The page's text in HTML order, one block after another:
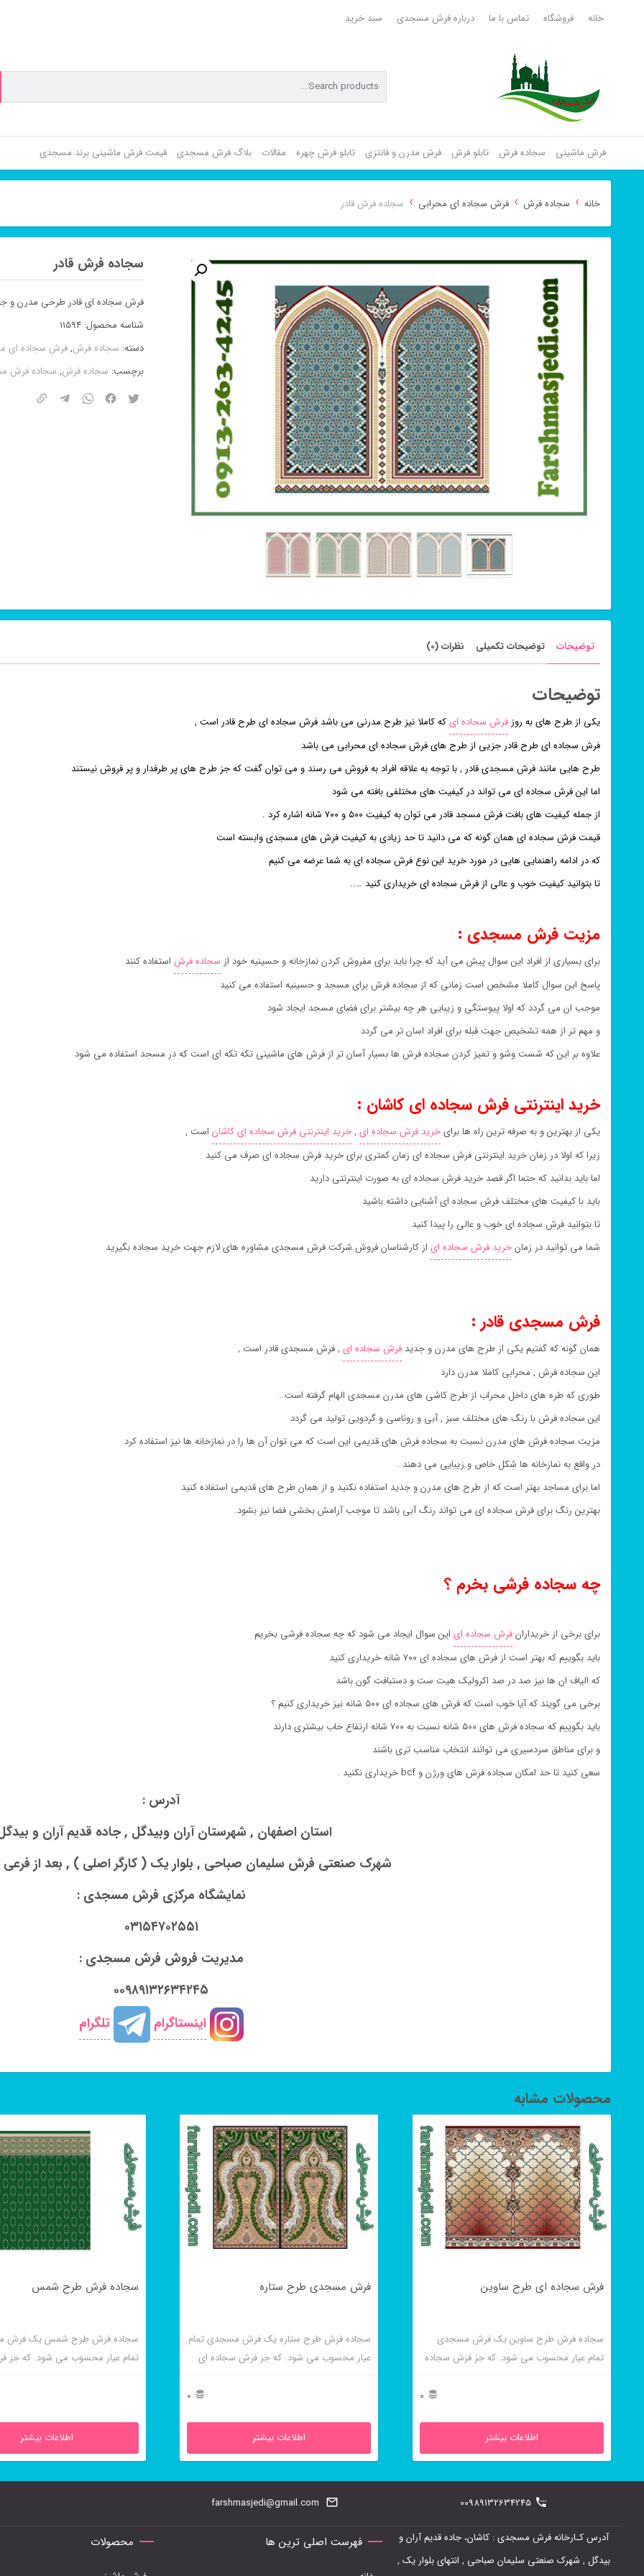
خانه فروشگاه تماس با ما درباره فرش مسجدی سبد خرید
فرش ماشینی سجاده فرش تابلو فرش فرش مدرن و فانتزی تابلو فرش چهره مقالات بلاگ فرش مسجدی قیمت فرش ماشینی برند مسجدی
خانه › سجاده فرش › فرش سجاده ای محرابی › سجاده فرش قادر
سجاده فرش قادر
فرش سجاده ای قادر طرحی مدرن و
شناسه محصول:11594
دسته: سجاده فرش,فرش سجاده ای
برچسب: سجاده فرش, سجاده فرش
توضیحات توضیحات تکمیلی نظرات (0)
توضیحات
یکی از طرح های به روزفرش سجاده ایکه کاملا نیز طرح مدرنی می باشد فرش سجاده ای طرح قادر است ,
فرش سجاده ای طرح قادر جزیی از طرح های فرش سجاده ای محرابی می باشد
طرح هایی مانند فرش مسجدی قادر , با توجه به علاقه افراد به فروش می رسند و می توان گفت که جز طرح های پر طرفدار و پر فروش نیستند
اما این فرش سجاده ای می تواند در کیفیت های مختلفی بافته می شود
از جمله کیفیت های بافت فرش مسجد قادر می توان به کیفیت ۵۰۰ و ۷۰۰ شانه اشاره کرد .
قیمت فرش سجاده ای همان گونه که می دانید تا حد زیادی به کیفیت فرش های مسجدی وابسته است
که در ادامه راهنمایی هایی در مورد خرید این نوع فرش سجاده ای به شما عرضه می کنیم
تا بتوانید کیفیت خوب و عالی از فرش سجاده ای خریداری کنید …..
مزیت فرش مسجدی :
برای بسیاری از افراد این سوال پیش می آید که چرا باید برای مفروش کردن نمازخانه و حسینیه خود از سجاده فرش استفاده کنند
پاسخ این سوال کاملا مشخص است زمانی که از سجاده فرش برای مسجد و حسینیه استفاده می کنید
موجب ان می گردد که اولا پیوستگی و زیبایی هر چه بیشتر برای فضای مسجد ایجاد شود
و مهم تر از همه تشخیص جهت قبله برای افراد اسان تر می گردد
علاوه بر این که شست وشو و تمیز کردن سجاده فرش ها بسیار آسان تر از فرش های ماشینی تکه تکه ای است که در مسجد استفاده می شود
خرید اینترنتی فرش سجاده ای کاشان :
یکی از بهترین و به صرفه ترین راه ها برایخرید فرش سجاده ای ,خرید اینترنتی فرش سجاده ای کاشان است ,
زیرا که اولا در زمان خرید اینترنتی فرش سجاده ای زمان کمتری برای خرید فرش سجاده ای صرف می کنید
اما باید بدانید که حتما اگر قصد خرید فرش سجاده ای به صورت اینترنتی دارید
باید با کیفیت های مختلف فرش سجاده ای آشنایی داشته باشید
تا بتوانید فرش سجاده ای خوب و عالی را پیدا کنید
شما می توانید در زمانخرید فرش سجاده ای از کارشناسان فروش شرکت فرش مسجدی مشاوره های لازم جهت خرید سجاده بگیرید
فرش مسجدی قادر :
همان گونه که گفتیم یکی از طرح های مدرن و جدیدفرش سجاده ای , فرش مسجدی قادر است ,
این سجاده فرش , محرابی کاملا مدرن دارد
طوری که طره های داخل محراب از طرح کاشی های مدرن مسجدی الهام گرفته است .
این سجاده فرش با رنگ های مختلف سبز , آبی و روناسی و گردویی تولید می گردد
مزیت سجاده فرش های مدرن نسبت به سجاده فرش های قدیمی این است که می توان آن ها را در نمازخانه ها نیز استفاده کرد
در واقع به نمازخانه ها شکل خاص و زیبایی می دهند .
اما برای مساجد بهتر است که از طرح های مدرن و جدید استفاده نکنید و از همان طرح های قدیمی استفاده کنید
بهترین رنگ برای فرش سجاده ای می تواند رنگ آبی باشد تا موجب آرامش بخشی فضا نیز بشود.
چه سجاده فرشی بخرم ؟
برای برخی از خریدارانفرش سجاده ای این سوال ایجاد می شود که چه سجاده فرشی بخریم
باید بگوییم که بهتر است از فرش های سجاده ای ۷۰۰ شانه خریداری کنید
که الیاف ان ها نیز صد در صد اکرولیک هیت ست و دستبافت گون باشد
برخی می گویند که آیا خوب است که فرش های سجاده ای ۵۰۰ شانه نیز خریداری کنیم ؟
باید بگوییم که سجاده فرش های ۵۰۰ شانه نسبت به ۷۰۰ شانه ارتفاع خاب بیشتری دارند
و برای مناطق سردسیری می توانند انتخاب مناسب تری باشند
سعی کنید تا حد امکان سجاده فرش های ورژن و bcf خریداری نکنید .
آدرس :
استان اصفهان , شهرستان آران وبیدگل , جاده قدیم آران و
شهرک صنعتی فرش سلیمان صباحی , بلوار یک ( کارگر اصلی ) , بعد از فرعی ۵ , نبش بلوار
نمایشگاه مرکزی فرش مسجدی :
۰۳۱۵۴۷۰۲۵۵۱
مدیریت فروش فرش مسجدی :
۰۰۹۸۹۱۳۲۶۳۴۲۴۵
اینستاگرام
تلگرام
محصولات مشابه
فرش سجاده ای طرح ساوین
سجاده فرش طرح ساوین یک فرش مسجدی
تمام عیار محسوب می شود. که جز فرش سجاده
0
اطلاعات بیشتر
فرش مسجدی طرح ستاره
سجاده فرش طرح ستاره یک فرش مسجدی تمام
عیار محسوب می شود. که جز فرش سجاده ای
0
اطلاعات بیشتر
سجاده فرش طرح شمس
سجاده فرش طرح شمس یک فرش
تمام عیار محسوب می شود. که جز
اطلاعات بیشتر
00989132634245
farshmasjedi@gmail.com
آدرس کـارخانه فرش مسجدی : کاشان، جاده قدیم آران و
بیدگل , شهرک صنعتی سلیمان صباحی , انتهای بلوار یک ,
فهرست اصلی ترین ها محصولات